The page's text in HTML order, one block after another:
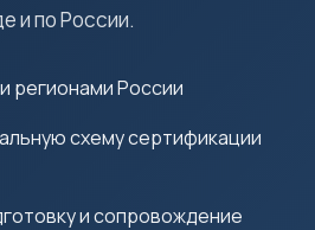
и по России.
регионами России
схему сертификации
и сопровождение